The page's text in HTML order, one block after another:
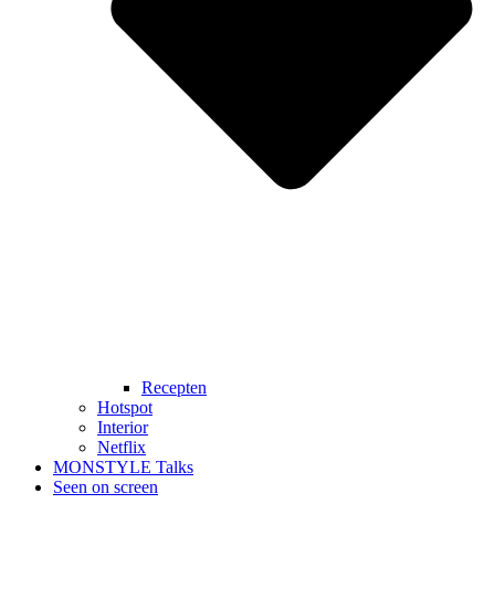
Recepten
Hotspot
Interior
Netflix
MONSTYLE Talks
Seen on screen